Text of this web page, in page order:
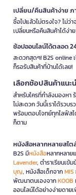
เปลี่ยน/คืนสินค้าง่าย ภ
ซื้อไปแล้วไม่ตรงใจ? ไม่
เปลี่ยนหรือคืนสินค้าได้ง่า
ช้อปออนไลน์ได้ตลอด
สะดวกสุดๆ! B2S online
ก็รอรับสินค้าที่บ้านได้เลย!
เลือกช้อปสินค้าแนะ
สำหรับใครที่กำลังมองหา
ไม่สะดวก วันนี้เราได้รวบ
พร้อมตอบโจทย์ทุกไลฟ์ส
ก็ตาม
หนังสือหลากหลายสไต
B2S มีหนังสือหลากหลาย
Lavender, ตำราเรียนเข้
บุญ, หนังสือเด็กจากMIS
พัฒนาตนเองจากKOOB
ออนไลน์ได้อย่างง่ายดาย